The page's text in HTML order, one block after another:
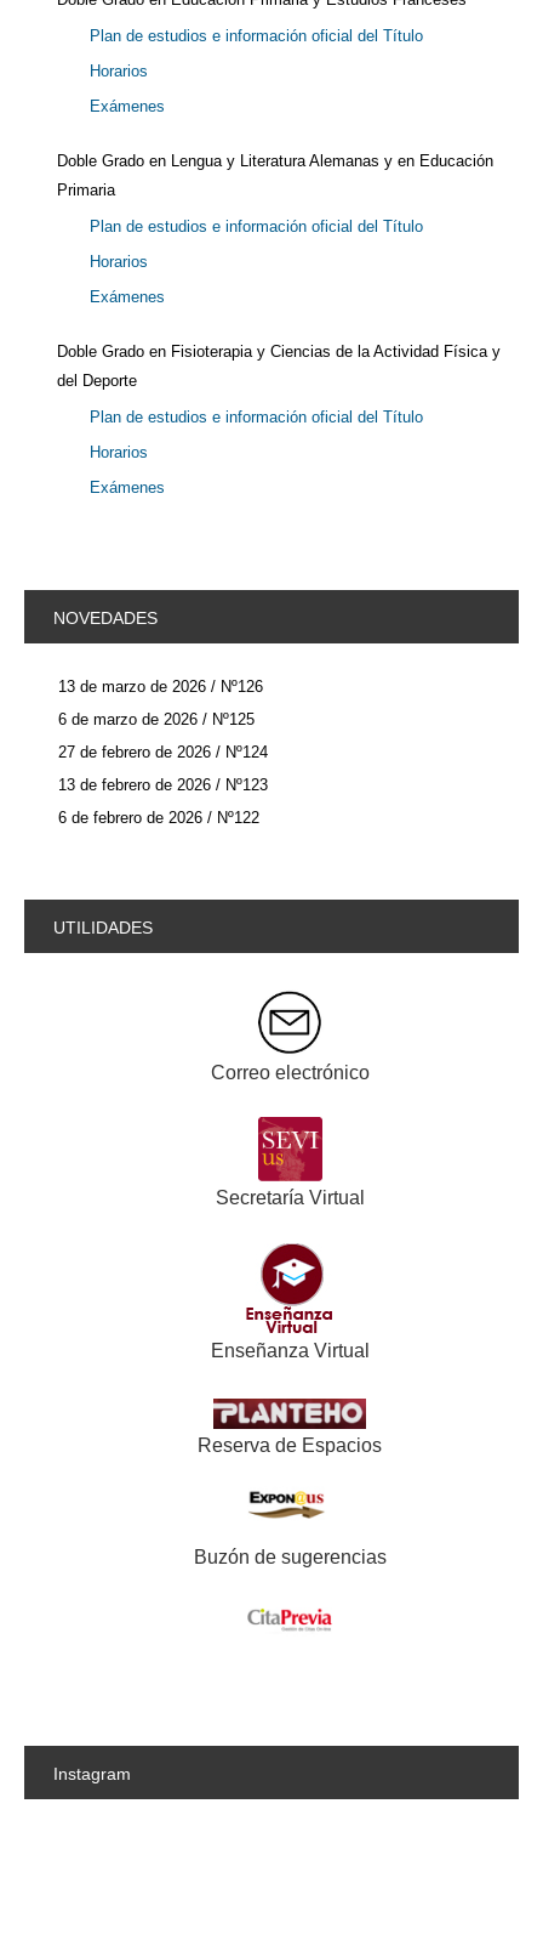
Plan de estudios e información oficial del Título
Horarios
Exámenes
Doble Grado en Lengua y Literatura Alemanas y en Educación
Primaria
Plan de estudios e información oficial del Título
Horarios
Exámenes
Doble Grado en Fisioterapia y Ciencias de la Actividad Física y
del Deporte
Plan de estudios e información oficial del Título
Horarios
Exámenes
NOVEDADES
13 de marzo de 2026 / Nº126
6 de marzo de 2026 / Nº125
27 de febrero de 2026 / Nº124
13 de febrero de 2026 / Nº123
6 de febrero de 2026 / Nº122
UTILIDADES
Correo electrónico
Secretaría Virtual
Enseñanza Virtual
Reserva de Espacios
Buzón de sugerencias
Instagram